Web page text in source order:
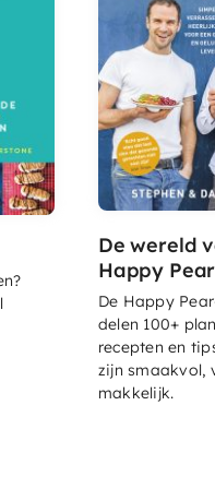
De wereld
Happy Pear
De Happy
delen 100+
recepten en
zijn smaakvol,
makkelijk.